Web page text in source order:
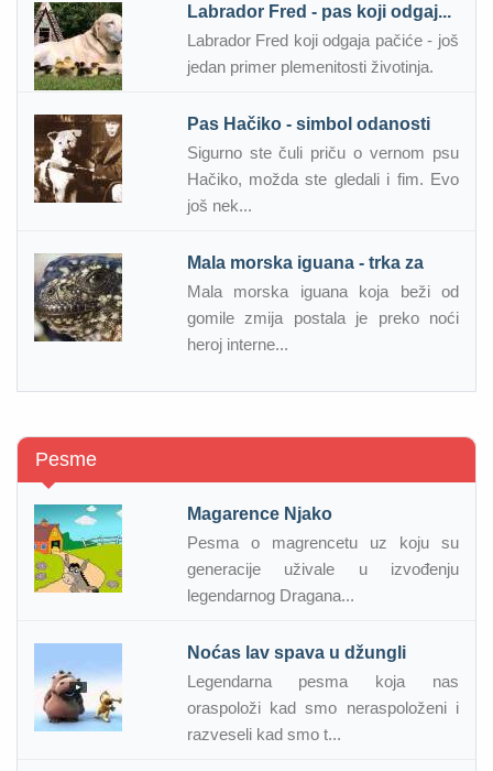
Labrador Fred - pas koji odgaj...
Labrador Fred koji odgaja pačiće - još
jedan primer plemenitosti životinja.
Pas Hačiko - simbol odanosti
Sigurno ste čuli priču o vernom psu
Hačiko, možda ste gledali i fim. Evo
još nek...
Mala morska iguana - trka za
Mala morska iguana koja beži od
gomile zmija postala je preko noći
heroj interne...
Pesme
Magarence Njako
Pesma o magrencetu uz koju su
generacije uživale u izvođenju
legendarnog Dragana...
Noćas lav spava u džungli
Legendarna pesma koja nas
oraspoloži kad smo neraspoloženi i
razveseli kad smo t...